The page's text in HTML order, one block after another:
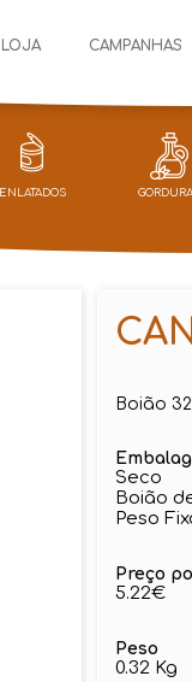
LOJA CAMPANHAS
ENLATADOS
Boião
Seco
Boião
Peso
Preço
5.22€
Peso
0.32 Kg